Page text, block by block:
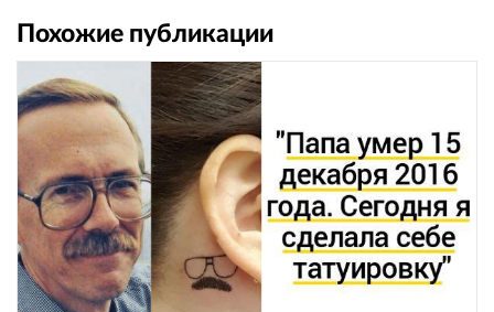
Похожие публикации